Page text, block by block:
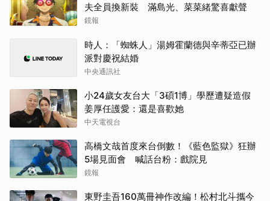
夫全員換新裝 滿島光、菜菜緒驚喜獻聲
鏡報
時人：「蜘蛛人」湯姆霍蘭德與辛蒂亞已辦
派對慶祝結婚
中央通訊社
小24歲女友台大「3碩1博」學歷遭疑造假
姜厚任護愛：還是喜歡她
中天電視台
高橋文哉首度來台倒數！《藍色監獄》狂辦
5場見面會 喊話台粉：戲院見
鏡報
東野圭吾160萬冊神作改編！松村北斗攜今